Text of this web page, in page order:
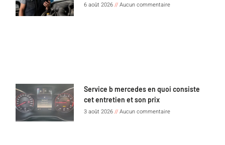
6 août 2026 Aucun commentaire
Service b mercedes en quoi consiste
cet entretien et son prix
3 août 2026 Aucun commentaire